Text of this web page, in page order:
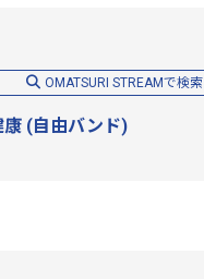
OMATSURI STREAMで検索
康 (自由バンド)